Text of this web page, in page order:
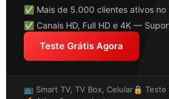
✅ Mais de 5.000 clientes ativos no
✅ Canais HD, Full HD e 4K —
Teste Grátis Agora
📺 Smart TV, TV Box, Celular🔒 Teste